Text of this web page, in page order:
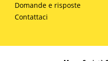
Domande e risposte
Contattaci